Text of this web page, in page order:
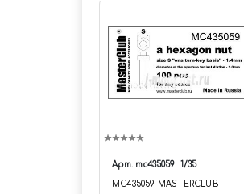
Арт. mc435059 1/35
MC435059 MASTERCLUB